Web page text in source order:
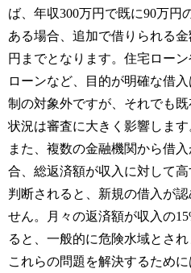
ば、年収300万円で既に90万円
ある場合、追加で借りられる金
円までとなります。住宅ロー
ローンなど、目的が明確な借
制の対象外ですが、それでも既
状況は審査に大きく影響します
また、複数の金融機関から借
合、総返済額が収入に対して高
判断されると、新規の借入が認
せん。月々の返済額が収入の
ると、一般的に危険水域とされ
これらの問題を解決するため